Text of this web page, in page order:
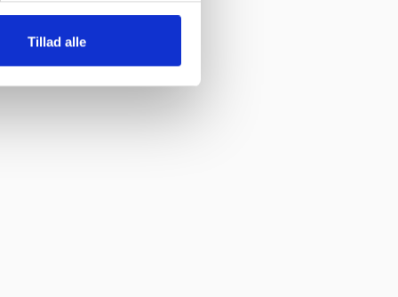
Tillad alle